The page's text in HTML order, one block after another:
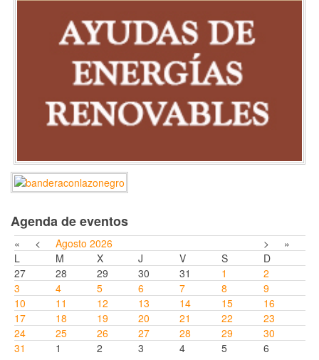
Agenda de eventos
« < Agosto 2026 >
»
L
M X J V S
D
27
28 29 30 31 1
2
3
4 5 6 7 8
9
10
11 12 13 14 15
16
17
18 19 20 21 22
23
24
25 26 27 28 29
30
31
1 2 3 4 5 6